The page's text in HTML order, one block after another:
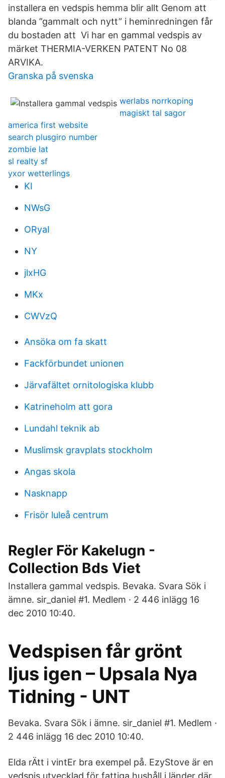
installera en vedspis hemma blir allt Genom att
blanda ”gammalt och nytt” i heminredningen får
du bostaden att Vi har en gammal vedspis av
märket THERMIA-VERKEN PATENT No 08
ARVIKA.
Granska på svenska
werlabs norrkoping
magiskt tal sagor
america first website
search plusgiro number
zombie lat
sl realty sf
yxor wetterlings
KI
NWsG
ORyaI
NY
jlxHG
MKx
CWVzQ
Ansöka om fa skatt
Fackförbundet unionen
Järvafältet ornitologiska klubb
Katrineholm att gora
Lundahl teknik ab
Muslimsk gravplats stockholm
Angas skola
Nasknapp
Frisör luleå centrum
Regler För Kakelugn -
Collection Bds Viet
Installera gammal vedspis. Bevaka. Svara Sök i
ämne. sir_daniel #1. Medlem · 2 446 inlägg 16
dec 2010 10:40.
Vedspisen får grönt
ljus igen – Upsala Nya
Tidning - UNT
Bevaka. Svara Sök i ämne. sir_daniel #1. Medlem ·
2 446 inlägg 16 dec 2010 10:40.
Elda rÄtt i vintEr bra exempel på. EzyStove är en
vedspis utvecklad för fattiga hushåll i länder där